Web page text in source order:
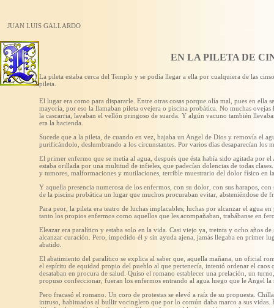
JUAN LUIS GALLARDO
EN LA PILETA DE
La pileta estaba cerca del Templo y se podía llegar a ella por cualquiera de las
pileta.
El lugar era como para dispararle. Entre otras cosas porque olía mal, pues en ella
mayoría, por eso la llamaban pileta ovejera o piscina probática. No muchas
la cascarria, lavaban el vellón pringoso de suarda. Y algún vacuno también
era la hacienda.
Sucede que a la pileta, de cuando en vez, bajaba un Angel de Dios y removía el
purificándolo, deslumbrando a los circunstantes. Por varios días desaparecían los
El primer enfermo que se metía al agua, después que ésta había sido agitada por
estaba orillada por una multitud de infieles, que padecían dolencias de todas
y tumores, malformaciones y mutilaciones, terrible muestrario del dolor físico en
Y aquella presencia numerosa de los enfermos, con su dolor, con sus harapos,
de la piscina probática un lugar que muchos procuraban evitar, absteniéndose de
Para peor, la pileta era teatro de luchas implacables; luchas por alcanzar el agua
tanto los propios enfermos como aquellos que les acompañaban, trabábanse en
Eleazar era paralítico y estaba solo en la vida. Casi viejo ya, treinta y ocho años
alcanzar curación. Pero, impedido él y sin ayuda ajena, jamás llegaba en primer
abatido.
El abatimiento del paralítico se explica al saber que, aquella mañana, un oficial
el espíritu de equidad propio del pueblo al que pertenecía, intentó ordenar el
desataban en procura de salud. Quiso el romano establecer una prelación, un
propuso confeccionar, fueran los enfermos entrando al agua luego que le Angel
Pero fracasó el romano. Un coro de protestas se elevó a raíz de su propuesta.
intruso, habituados al bullir vocinglero que por lo común daba marco a sus